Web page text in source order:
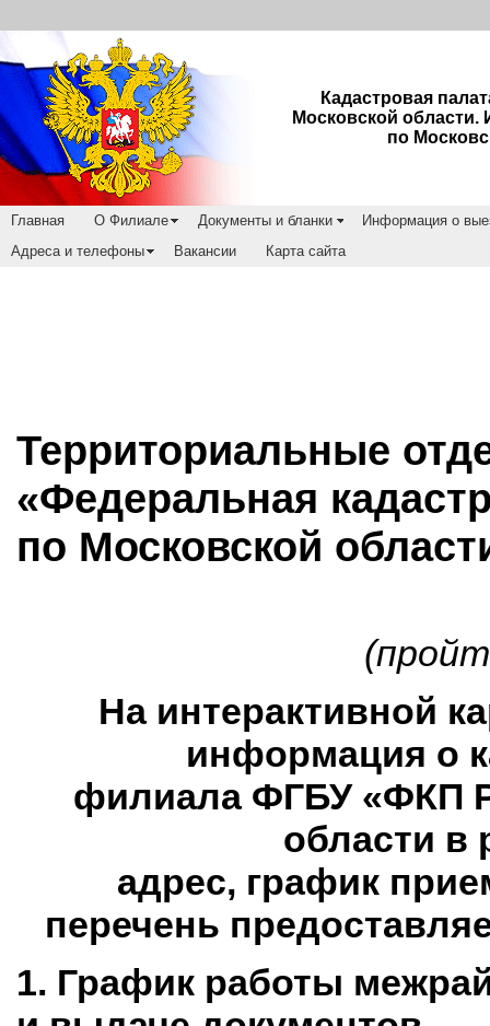
Кадастровая
Московской
по
Главная О Филиале Документы и бланки
Информация о
Адреса и телефоны
Вакансии Карта сайта
Территориальные
«Федеральная
по Московской
На интерактивной
информация о
филиала ФГБУ «ФКП
области в
адрес, график
перечень
1. График работы